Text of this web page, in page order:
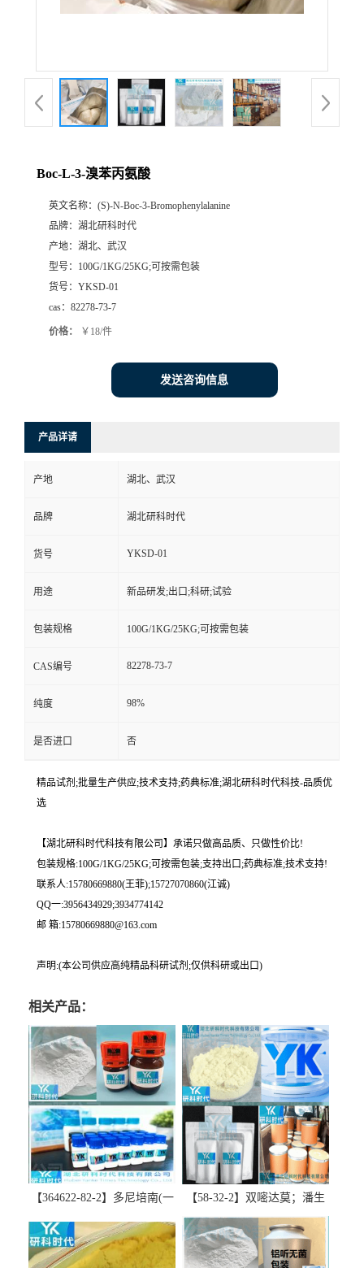
Boc-L-3-溴苯丙氨酸
英文名称： (S)-N-Boc-3-Bromophenylalanine
品牌： 湖北研科时代
产地： 湖北、武汉
型号： 100G/1KG/25KG;可按需包装
货号： YKSD-01
cas： 82278-73-7
价格： ￥18/件
发送咨询信息
产品详请
产地 湖北、武汉
品牌 湖北研科时代
货号 YKSD-01
用途 新品研发;出口;科研;试验
包装规格 100G/1KG/25KG;可按需包装
CAS编号 82278-73-7
纯度 98%
是否进口 否
精品试剂;批量生产供应;技术支持;药典标准;湖北研科时代科技-品质优
选
【湖北研科时代科技有限公司】承诺只做高品质、只做性价比!
包装规格:100G/1KG/25KG;可按需包装;支持出口;药典标准;技术支持!
联系人:15780669880(王菲);15727070860(江诚)
QQ一:3956434929;3934774142
邮 箱:15780669880@163.com
声明:(本公司供应高纯精品科研试剂;仅供科研或出口)
相关产品：
【364622-82-2】多尼培南(一
精品科研试剂-湖北研科时代
科技-“研”无止境;“科”学创
【58-32-2】双嘧达莫；潘生
丁-精品科研试剂-湖北研科时
代科技-“研”无止境;“科”学创
新！支持三方验证；支持定